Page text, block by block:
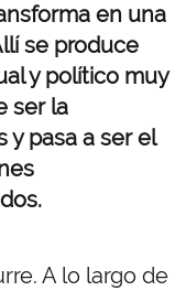
en una
se produce
y político muy
ser la
y pasa a ser el
A lo largo de